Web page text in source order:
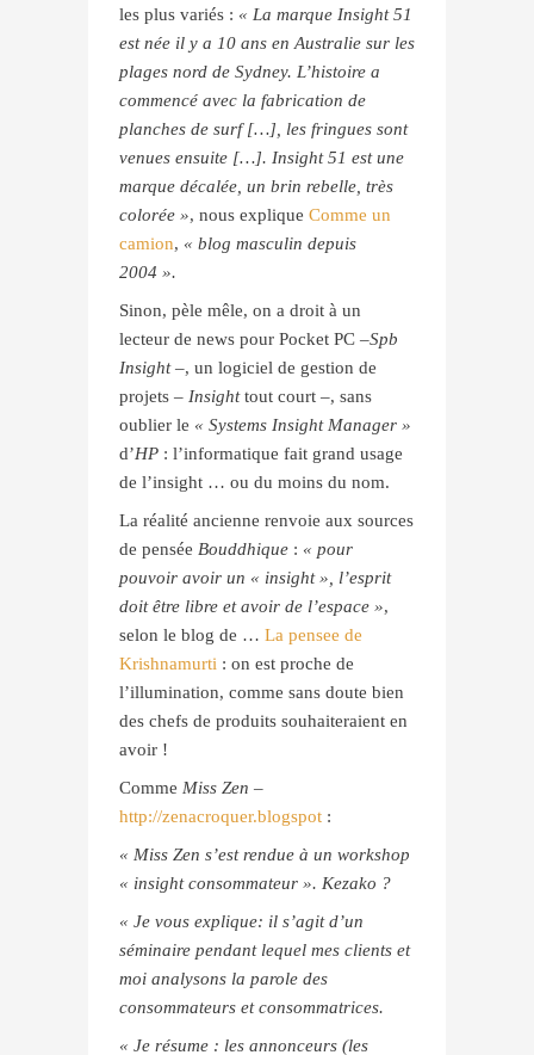
les plus variés : « La marque Insight 51
est née il y a 10 ans en Australie sur les
plages nord de Sydney. L’histoire a
commencé avec la fabrication de
planches de surf […], les fringues sont
venues ensuite […]. Insight 51 est une
marque décalée, un brin rebelle, très
colorée », nous explique Comme un
camion, « blog masculin depuis
2004 ».
Sinon, pèle mêle, on a droit à un
lecteur de news pour Pocket PC –Spb
Insight–, un logiciel de gestion de
projets – Insighttout court –, sans
oublier le « Systems Insight Manager »
d’HP : l’informatique fait grand usage
de l’insight … ou du moins du nom.
La réalité ancienne renvoie aux sources
de pensée Bouddhique : « pour
pouvoir avoir un « insight », l’esprit
doit être libre et avoir de l’espace »,
selon le blog de … La pensee de
Krishnamurti : on est proche de
l’illumination, comme sans doute bien
des chefs de produits souhaiteraient en
avoir !
Comme Miss Zen –
http://zenacroquer.blogspot :
« Miss Zen s’est rendue à un workshop
« insight consommateur ». Kezako ?
« Je vous explique: il s’agit d’un
séminaire pendant lequel mes clients et
moi analysons la parole des
consommateurs et consommatrices.
« Je résume : les annonceurs (les